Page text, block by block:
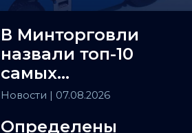
В Минторговли
назвали топ-10
самых
популярных
Новости | 07.08.2026
Определены